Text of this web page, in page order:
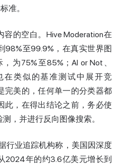
准。
的空白。Hive Moderation在
98%至99.9%，在真实世界图
为75%至85%；AI or Not、
在类似的基准测试中展开竞
完美的，任何单一的分类器都
此，在得出结论之前，务必使
，并进行反向图像搜索。
行业追踪机构称，美国因深度
2024年的约3.6亿美元增长到